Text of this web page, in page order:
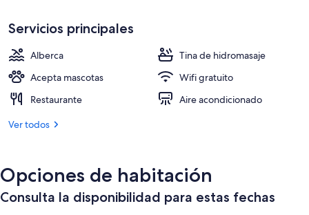
Lounge
Servicios principales
Alberca
Tina de hidromasaje
Acepta mascotas
Wifi gratuito
Restaurante
Aire acondicionado
Ver todos
Opciones de habitación
Consulta la disponibilidad para estas fechas